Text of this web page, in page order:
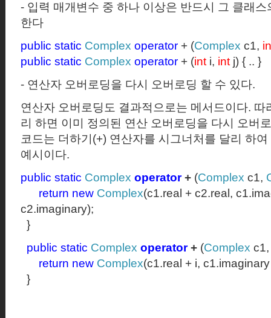
- 입력 매개변수 중 하나 이상은 반드시 그 클래
한다
public static Complex operator + (Complex c1,
public static Complex operator + (int i, int j) { .. }
- 연산자 오버로딩을 다시 오버로딩 할 수 있다.
연산자 오버로딩도 결과적으로는 메서드이다. 따
리 하면 이미 정의된 연산 오버로딩을 다시 오버
코드는 더하기 (+) 연산자를 시그너처를 달리 하
예시이다.
public static Complex operator + (Complex c1,
return new Complex(c1.real + c2.real,
c2.imaginary);
}
public static Complex operator + (Complex c1,
return new Complex(c1.real + i,
}